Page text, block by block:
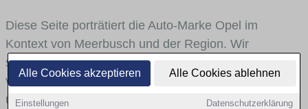
Alle Cookies akzeptieren Alle Cookies ablehnen
Einstellungen Datenschutzerklärung
Diese Seite porträtiert die Auto-Marke Opel im
Kontext von Meerbusch und der Region. Wir
skizzieren, in welchen Fahrzeugklassen Opel stark
vertreten ist, welche Modellreihen häufig im Stadt-
und Umlandverkehr zu sehen sind und für welche